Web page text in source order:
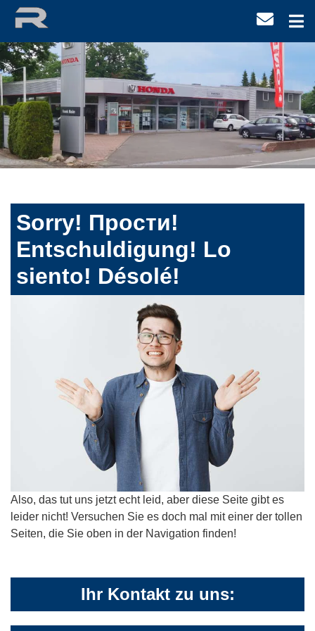
Sorry! Прости!
Entschuldigung! Lo
siento! Désolé!
Also, das tut uns jetzt echt leid, aber diese Seite gibt es
leider nicht! Versuchen Sie es doch mal mit einer der tollen
Seiten, die Sie oben in der Navigation finden!
Ihr Kontakt zu uns: